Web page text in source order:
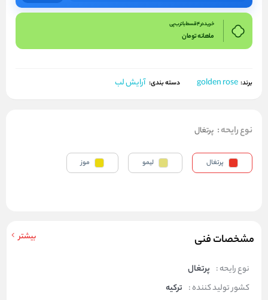
خرید در 4 قسط با ترب پی
ماهانهتومان
برند: golden rose دسته بندی: آرایش لب
مشخصات فنی بیشتر
نوع رایحه : پرتغال
کشور تولید کننده : ترکیه
نوع رایحه: پرتغال
پرتغال لیمو موز